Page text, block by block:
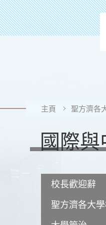
主頁 聖方濟各
國際與
校長歡迎辭
聖方濟各大